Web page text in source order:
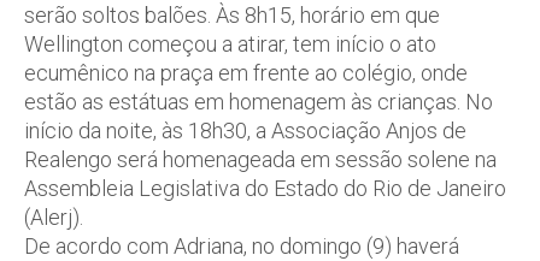
serão soltos balões. Às 8h15, horário em que
Wellington começou a atirar, tem início o ato
ecumênico na praça em frente ao colégio, onde
estão as estátuas em homenagem às crianças. No
início da noite, às 18h30, a Associação Anjos de
Realengo será homenageada em sessão solene na
Assembleia Legislativa do Estado do Rio de Janeiro
(Alerj).
De acordo com Adriana, no domingo (9) haverá